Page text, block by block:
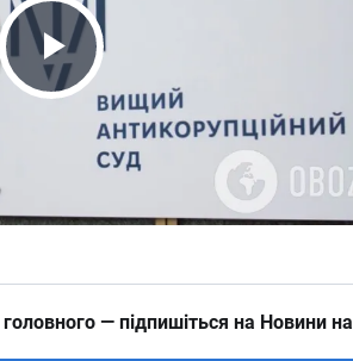
Play Video
— підпишіться на Новини на